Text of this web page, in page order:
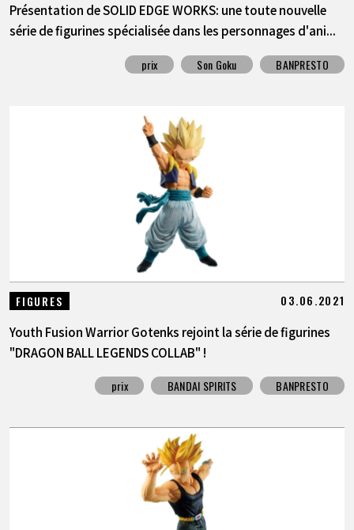
Présentation de SOLID EDGE WORKS: une toute nouvelle
série de figurines spécialisée dans les personnages d'ani...
prix Son Goku BANPRESTO
FIGURES 03.06.2021
Youth Fusion Warrior Gotenks rejoint la série de figurines
"DRAGON BALL LEGENDS COLLAB" !
prix BANDAI SPIRITS BANPRESTO